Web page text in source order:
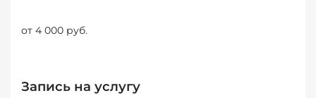
от 4 000 руб.
Запись на услугу